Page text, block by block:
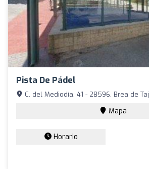
Pista De Pádel
C. del Mediodía, 41 - 28596, Brea de
Mapa
Horario